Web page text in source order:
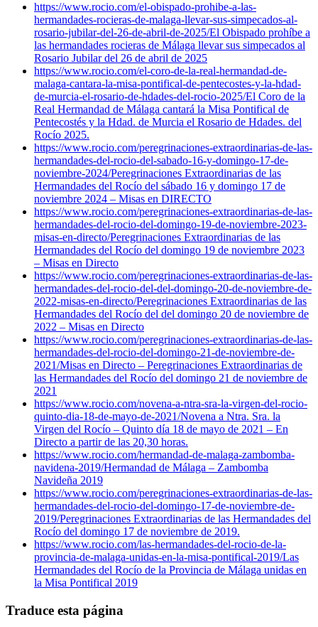
https://www.rocio.com/el-obispado-prohibe-a-las-
hermandades-rocieras-de-malaga-llevar-sus-simpecados-al-
rosario-jubilar-del-26-de-abril-de-2025/El Obispado prohíbe a
las hermandades rocieras de Málaga llevar sus simpecados al
Rosario Jubilar del 26 de abril de 2025
https://www.rocio.com/el-coro-de-la-real-hermandad-de-
malaga-cantara-la-misa-pontifical-de-pentecostes-y-la-hdad-
de-murcia-el-rosario-de-hdades-del-rocio-2025/El Coro de la
Real Hermandad de Málaga cantará la Misa Pontifical de
Pentecostés y la Hdad. de Murcia el Rosario de Hdades. del
Rocío 2025.
https://www.rocio.com/peregrinaciones-extraordinarias-de-las-
hermandades-del-rocio-del-sabado-16-y-domingo-17-de-
noviembre-2024/Peregrinaciones Extraordinarias de las
Hermandades del Rocío del sábado 16 y domingo 17 de
noviembre 2024 – Misas en DIRECTO
https://www.rocio.com/peregrinaciones-extraordinarias-de-las-
hermandades-del-rocio-del-domingo-19-de-noviembre-2023-
misas-en-directo/Peregrinaciones Extraordinarias de las
Hermandades del Rocío del domingo 19 de noviembre 2023
– Misas en Directo
https://www.rocio.com/peregrinaciones-extraordinarias-de-las-
hermandades-del-rocio-del-del-domingo-20-de-noviembre-de-
2022-misas-en-directo/Peregrinaciones Extraordinarias de las
Hermandades del Rocío del del domingo 20 de noviembre de
2022 – Misas en Directo
https://www.rocio.com/peregrinaciones-extraordinarias-de-las-
hermandades-del-rocio-del-domingo-21-de-noviembre-de-
2021/Misas en Directo – Peregrinaciones Extraordinarias de
las Hermandades del Rocío del domingo 21 de noviembre de
2021
https://www.rocio.com/novena-a-ntra-sra-la-virgen-del-rocio-
quinto-dia-18-de-mayo-de-2021/Novena a Ntra. Sra. la
Virgen del Rocío – Quinto día 18 de mayo de 2021 – En
Directo a partir de las 20,30 horas.
https://www.rocio.com/hermandad-de-malaga-zambomba-
navidena-2019/Hermandad de Málaga – Zambomba
Navideña 2019
https://www.rocio.com/peregrinaciones-extraordinarias-de-las-
hermandades-del-rocio-del-domingo-17-de-noviembre-de-
2019/Peregrinaciones Extraordinarias de las Hermandades del
Rocío del domingo 17 de noviembre de 2019.
https://www.rocio.com/las-hermandades-del-rocio-de-la-
provincia-de-malaga-unidas-en-la-misa-pontifical-2019/Las
Hermandades del Rocío de la Provincia de Málaga unidas en
la Misa Pontifical 2019
Traduce esta página